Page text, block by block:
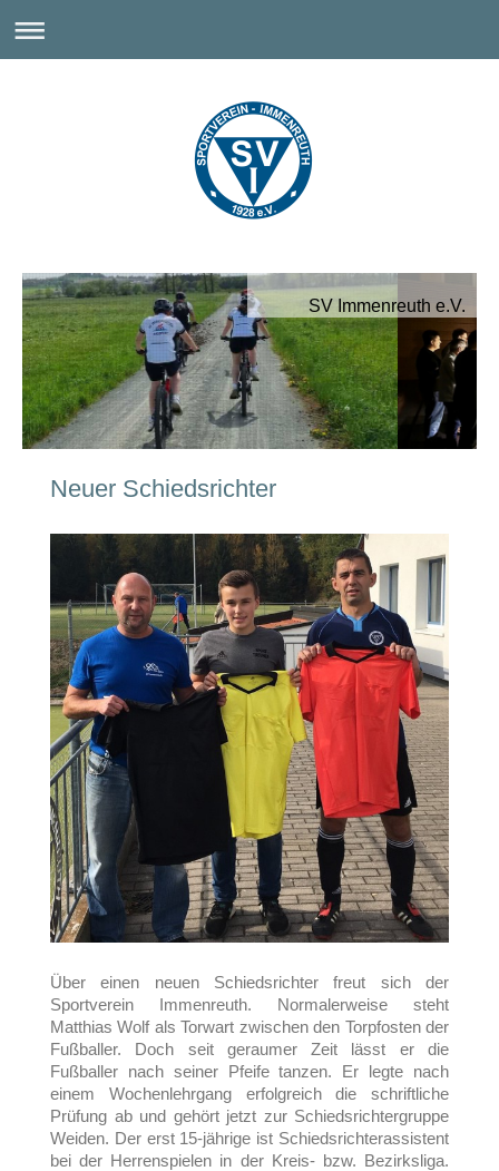
SV Immenreuth e.V.
Neuer Schiedsrichter
Über einen neuen Schiedsrichter freut sich der
Sportverein Immenreuth. Normalerweise steht
Matthias Wolf als Torwart zwischen den Torpfosten der
Fußballer. Doch seit geraumer Zeit lässt er die
Fußballer nach seiner Pfeife tanzen. Er legte nach
einem Wochenlehrgang erfolgreich die schriftliche
Prüfung ab und gehört jetzt zur Schiedsrichtergruppe
Weiden. Der erst 15-jährige ist Schiedsrichterassistent
bei der Herrenspielen in der Kreis- bzw. Bezirksliga.